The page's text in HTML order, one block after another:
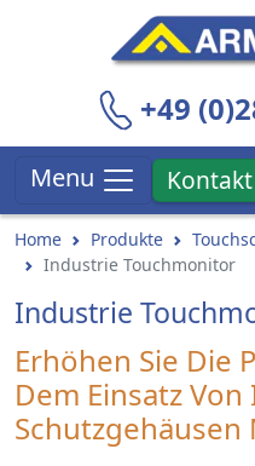
+49
Menu Kontakt
Home Produkte
Industrie Touchmonitor
Industrie
Erhöhen Sie Die
Dem Einsatz
Schutzgehäusen